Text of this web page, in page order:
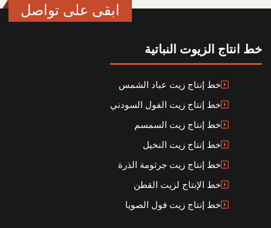
ابقى على تواصل
خط انتاج الزيوت النباتية
خط إنتاج زيت عباد الشمس
خط إنتاج زيت الفول السودني
خط إنتاج زيت السمسم
خط إنتاج زيت النخيل
خط إنتاج زيت جرثومة الذرة
خط الإنتاج لزيت القطن
خط إنتاج زيت فول الصويا